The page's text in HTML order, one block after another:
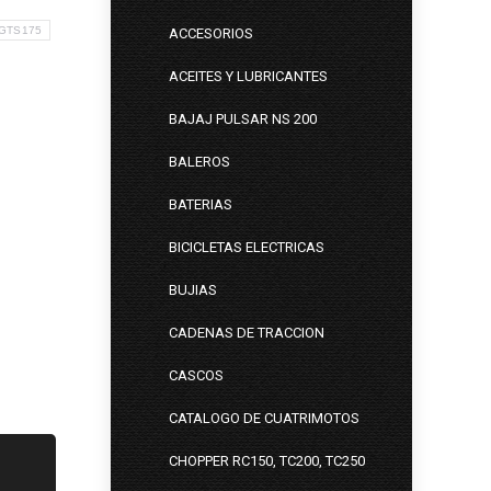
ACCESORIOS
ACEITES Y LUBRICANTES
BAJAJ PULSAR NS 200
BALEROS
BATERIAS
BICICLETAS ELECTRICAS
BUJIAS
CADENAS DE TRACCION
CASCOS
CATALOGO DE CUATRIMOTOS
CHOPPER RC150, TC200, TC250